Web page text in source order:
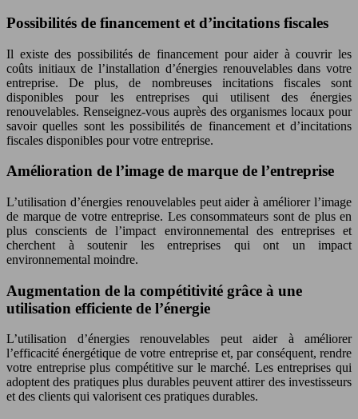
Possibilités de financement et d’incitations fiscales
Il existe des possibilités de financement pour aider à couvrir les
coûts initiaux de l’installation d’énergies renouvelables dans votre
entreprise. De plus, de nombreuses incitations fiscales sont
disponibles pour les entreprises qui utilisent des énergies
renouvelables. Renseignez-vous auprès des organismes locaux pour
savoir quelles sont les possibilités de financement et d’incitations
fiscales disponibles pour votre entreprise.
Amélioration de l’image de marque de l’entreprise
L’utilisation d’énergies renouvelables peut aider à améliorer l’image
de marque de votre entreprise. Les consommateurs sont de plus en
plus conscients de l’impact environnemental des entreprises et
cherchent à soutenir les entreprises qui ont un impact
environnemental moindre.
Augmentation de la compétitivité grâce à une
utilisation efficiente de l’énergie
L’utilisation d’énergies renouvelables peut aider à améliorer
l’efficacité énergétique de votre entreprise et, par conséquent, rendre
votre entreprise plus compétitive sur le marché. Les entreprises qui
adoptent des pratiques plus durables peuvent attirer des investisseurs
et des clients qui valorisent ces pratiques durables.